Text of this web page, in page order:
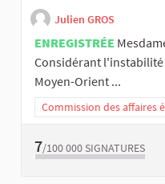
Julien GROS
ENREGISTRÉE
Considérant
Moyen-Orient ...
Commission des affaires
7/100 000 SIGNATURES